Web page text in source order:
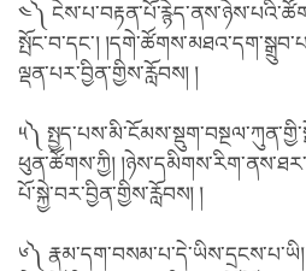
༤༽
སྤོང་བ་དང༌།
ལྡན་པར་བྱིན་གྱིས་རློབས། །
༥༽
ཕུན་ཚོགས་ཀྱི།
པོ་སྐྱེ་བར་བྱིན་གྱིས་རློབས། །
༦༽